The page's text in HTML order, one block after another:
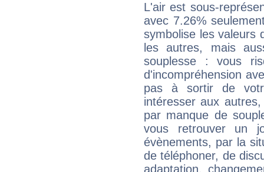
L'air est sous-
avec 7.26%
symbolise les valeurs
les autres, mais
souplesse : vous
d'incompréhension
pas à sortir de
intéresser aux
par manque de
vous retrouver un
évènements, par la
de téléphoner, de
adaptation,